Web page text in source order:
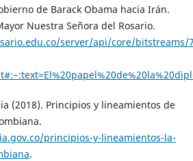
de Barack Obama hacia Irán.
Nuestra Señora del Rosario.
server/api/core/bitstreams/
(2018). Principios y lineamientos de
principios-y-lineamientos-la-
.